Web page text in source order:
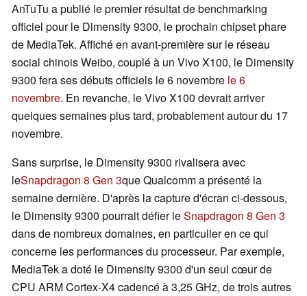
AnTuTu a publié le premier résultat de benchmarking
officiel pour le Dimensity 9300, le prochain chipset phare
de MediaTek. Affiché en avant-première sur le réseau
social chinois Weibo, couplé à un Vivo X100, le Dimensity
9300 fera ses débuts officiels le 6 novembre le 6
novembre. En revanche, le Vivo X100 devrait arriver
quelques semaines plus tard, probablement autour du 17
novembre.
Sans surprise, le Dimensity 9300 rivalisera avec
leSnapdragon 8 Gen 3que Qualcomm a présenté la
semaine dernière. D'après la capture d'écran ci-dessous,
le Dimensity 9300 pourrait défier leSnapdragon 8 Gen 3
dans de nombreux domaines, en particulier en ce qui
concerne les performances du processeur. Par exemple,
MediaTek a doté le Dimensity 9300 d'un seul cœur de
CPU ARM Cortex-X4 cadencé à 3,25 GHz, de trois autres